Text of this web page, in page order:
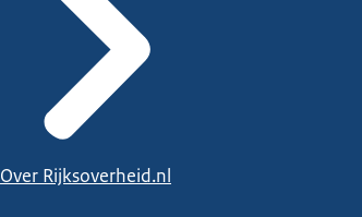
Over Rijksoverheid.nl